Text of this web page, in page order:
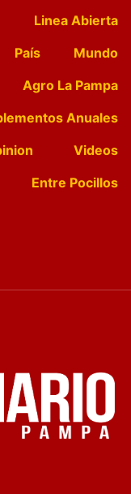
Linea Abierta
País
Mundo
Agro La Pampa
Anuales
Videos
Entre Pocillos